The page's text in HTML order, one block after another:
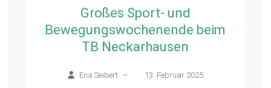
Großes Sport- und
Bewegungswochenende beim
TB Neckarhausen
Ena Seibert – 13. Februar 2025